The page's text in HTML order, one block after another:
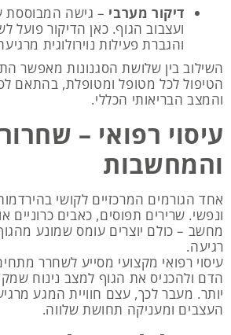
דיקור מערבי – גישה המבוססת
ועצבוב הגוף. כאן הדיקור פועל
והגברת פעילות נוירולוגית
השילוב בין שלושת הסגנונות מאפשר
הטיפול לכל מטופל ומטופלת, בהתאם
והמצב הבריאותי הכללי.
עיסוי רפואי –
והמחשבות
אחד הגורמים המרכזיים לקושי
ונפשי. שרירים תפוסים, כאבים כרוניים
מחשב – כולם יוצרים עומס שמונע
רגיעה.
עיסוי רפואי מקצועי מסייע לשחרר
הדם ולהכניס את הגוף למצב נינוח
יותר. מעבר לכך, עצם חוויית המגע
העצבים ומעניקה תחושת שלווה.